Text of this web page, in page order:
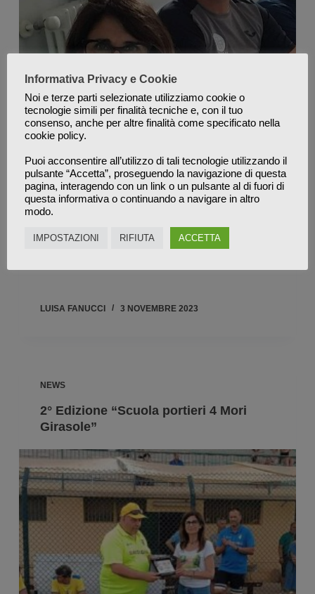
Ho avuto il grande piacere di poter partecipare
alla 6° edizione dello Stage “Mattia Antonini” a
Torino, con la presenza di 70 portiere 14
allenatori. All’evento hanno partecipato anche
2 grandi ex Campioni del Mondo, Giovanni
LUISA FANUCCI 3 NOVEMBRE 2023
NEWS
2° Edizione “Scuola portieri 4 Mori
Girasole”
Informativa Privacy e Cookie
Noi e terze parti selezionate utilizziamo cookie o
tecnologie simili per finalità tecniche e, con il tuo
consenso, anche per altre finalità come specificato nella
cookie policy.
Puoi acconsentire all’utilizzo di tali tecnologie utilizzando il
pulsante “Accetta”, proseguendo la navigazione di questa
pagina, interagendo con un link o un pulsante al di fuori di
questa informativa o continuando a navigare in altro
modo.
IMPOSTAZIONI RIFIUTA ACCETTA